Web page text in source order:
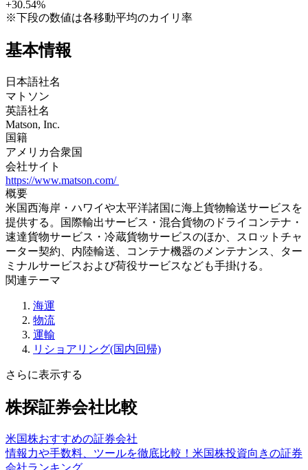
+30.54%
※下段の数値は各移動平均のカイリ率
基本情報
日本語社名
マトソン
英語社名
Matson, Inc.
国籍
アメリカ合衆国
会社サイト
https://www.matson.com/
概要
米国西海岸・ハワイや太平洋諸国に海上貨物輸送サービスを
提供する。国際輸出サービス・混合貨物のドライコンテナ・
速達貨物サービス・冷蔵貨物サービスのほか、スロットチャ
ーター契約、内陸輸送、コンテナ機器のメンテナンス、ター
ミナルサービスおよび荷役サービスなども手掛ける。
関連テーマ
海運
物流
運輸
リショアリング(国内回帰)
さらに表示する
株探証券会社比較
米国株おすすめの証券会社
情報力や手数料、ツールを徹底比較！米国株投資向きの証券
会社ランキング